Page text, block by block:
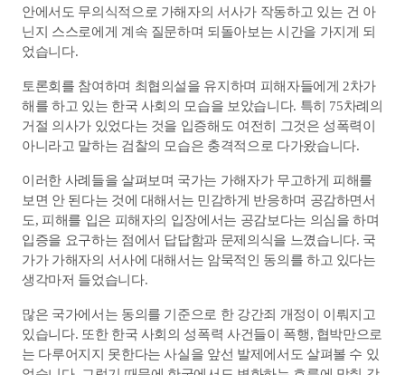
안에서도 무의식적으로 가해자의 서사가 작동하고 있는 건 아
닌지 스스로에게 계속 질문하며 되돌아보는 시간을 가지게 되
었습니다.
토론회를 참여하며 최협의설을 유지하며 피해자들에게 2차가
해를 하고 있는 한국 사회의 모습을 보았습니다. 특히 75차례의
거절 의사가 있었다는 것을 입증해도 여전히 그것은 성폭력이
아니라고 말하는 검찰의 모습은 충격적으로 다가왔습니다.
이러한 사례들을 살펴보며 국가는 가해자가 무고하게 피해를
보면 안 된다는 것에 대해서는 민감하게 반응하며 공감하면서
도, 피해를 입은 피해자의 입장에서는 공감보다는 의심을 하며
입증을 요구하는 점에서 답답함과 문제의식을 느꼈습니다. 국
가가 가해자의 서사에 대해서는 암묵적인 동의를 하고 있다는
생각마저 들었습니다.
많은 국가에서는 동의를 기준으로 한 강간죄 개정이 이뤄지고
있습니다. 또한 한국 사회의 성폭력 사건들이 폭행, 협박만으로
는 다루어지지 못한다는 사실을 앞선 발제에서도 살펴볼 수 있